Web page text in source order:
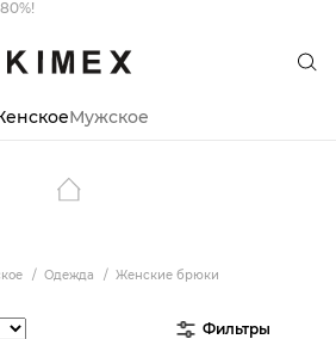
Мужское
Одежда Женские брюки
Фильтры